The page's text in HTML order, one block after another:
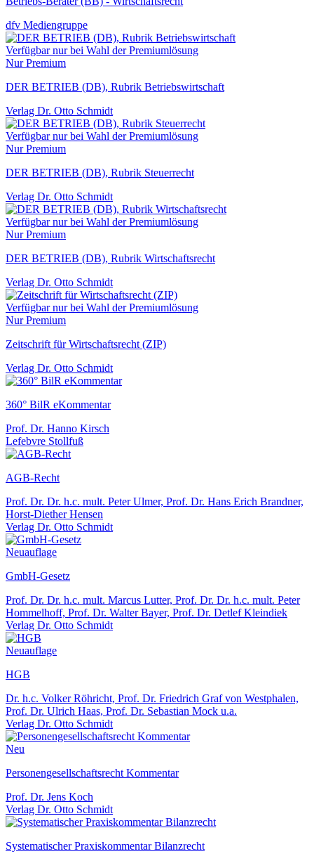
dfv Mediengruppe
Verfügbar nur bei Wahl der Premiumlösung
Nur Premium
DER BETRIEB (DB), Rubrik Betriebswirtschaft
Verlag Dr. Otto Schmidt
Verfügbar nur bei Wahl der Premiumlösung
Nur Premium
DER BETRIEB (DB), Rubrik Steuerrecht
Verlag Dr. Otto Schmidt
Verfügbar nur bei Wahl der Premiumlösung
Nur Premium
DER BETRIEB (DB), Rubrik Wirtschaftsrecht
Verlag Dr. Otto Schmidt
Verfügbar nur bei Wahl der Premiumlösung
Nur Premium
Zeitschrift für Wirtschaftsrecht (ZIP)
Verlag Dr. Otto Schmidt
360° BilR eKommentar
Prof. Dr. Hanno Kirsch
Lefebvre Stollfuß
AGB-Recht
Prof. Dr. Dr. h.c. mult. Peter Ulmer, Prof. Dr. Hans Erich Brandner,
Horst-Diether Hensen
Verlag Dr. Otto Schmidt
Neuauflage
GmbH-Gesetz
Prof. Dr. Dr. h.c. mult. Marcus Lutter, Prof. Dr. Dr. h.c. mult. Peter
Hommelhoff, Prof. Dr. Walter Bayer, Prof. Dr. Detlef Kleindiek
Verlag Dr. Otto Schmidt
Neuauflage
HGB
Dr. h.c. Volker Röhricht, Prof. Dr. Friedrich Graf von Westphalen,
Prof. Dr. Ulrich Haas, Prof. Dr. Sebastian Mock u.a.
Verlag Dr. Otto Schmidt
Neu
Personengesellschaftsrecht Kommentar
Prof. Dr. Jens Koch
Verlag Dr. Otto Schmidt
Systematischer Praxiskommentar Bilanzrecht